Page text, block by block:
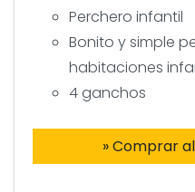
Perchero infantil
Bonito y simple
habitaciones
4 ganchos
» Comprar al